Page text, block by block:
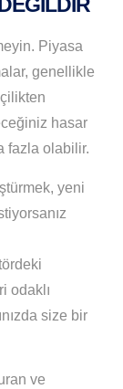
Piyasa
genellikle
hasar
fazla olabilir.
yeni
odaklı
size bir
ve